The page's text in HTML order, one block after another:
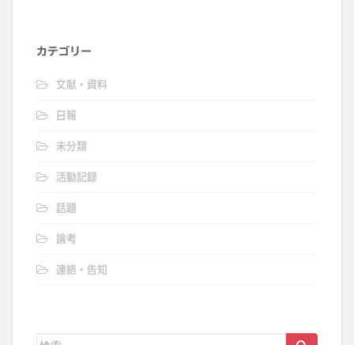
カテゴリー
文献・資料
日報
未分類
活動記録
話題
論考
連絡・告知
検